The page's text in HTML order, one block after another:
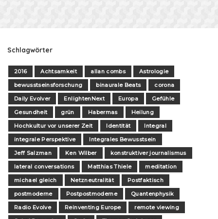
Schlagwörter
2016 Achtsamkeit allan combs
Astrologie
bewusstseinsforschung
binaurale Beats
corona
Daily Evolver
EnlightenNext Europa
Gefühle
Gesundheit
grün Habermas
Heilung
Hochkultur vor unserer Zeit
Identität
Integral
integrale Perspektive
Integrales Bewusstsein
Jeff Salzman
Ken Wilber
konstruktiver journalismus
lateral conversations
Matthias Thiele
meditation
michael gleich
Netzneutralität
Postfaktisch
postmoderne
Postpostmoderne
Quantenphysik
Radio Evolve
Reinventing Europe
remote viewing